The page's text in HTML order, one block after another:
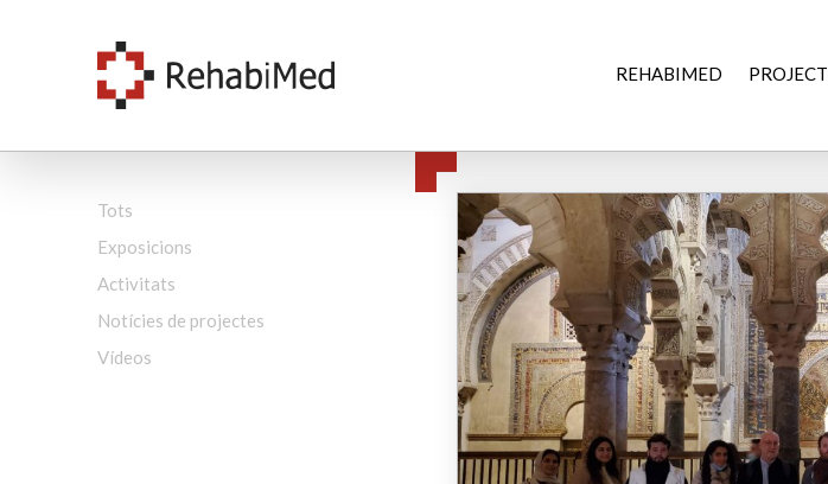
REHABIMED
Tots
Exposicions
Activitats
Notícies de projectes
Vídeos